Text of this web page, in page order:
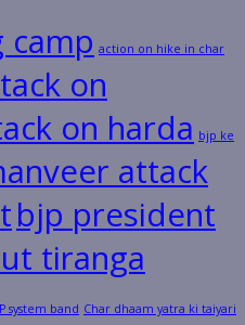
camp action on hike in char
on
on harda bjp ke
attack
bjp president
tiranga
system band Char dhaam yatra ki taiyari